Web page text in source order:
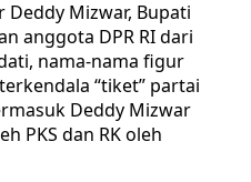
Deddy Mizwar, Bupati
anggota DPR RI dari
nama-nama figur
“tiket” partai
Deddy Mizwar
PKS dan RK oleh